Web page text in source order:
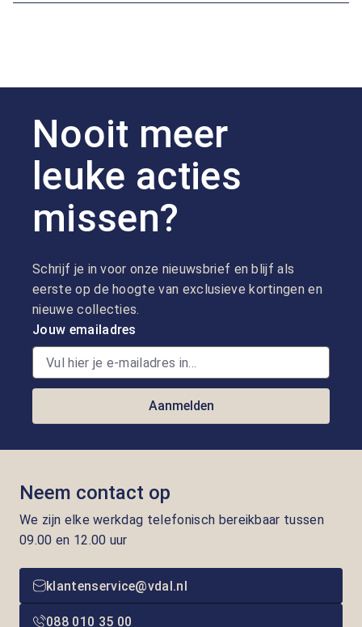
Nooit meer
leuke acties
missen?
Schrijf je in voor onze nieuwsbrief en blijf als
eerste op de hoogte van exclusieve kortingen en
nieuwe collecties.
Jouw emailadres
Aanmelden
Neem contact op
We zijn elke werkdag telefonisch bereikbaar tussen
09.00 en 12.00 uur
klantenservice@vdal.nl
088 010 35 00